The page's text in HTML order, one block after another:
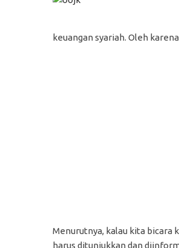
keuangan syariah. Oleh
Menurutnya, kalau kita bicara
harus ditunjukkan dan